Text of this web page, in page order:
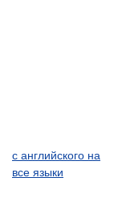
с английского на
все языки